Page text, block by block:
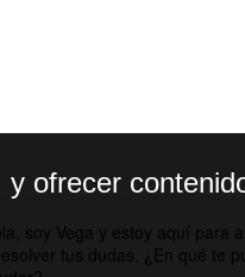
ofrecer